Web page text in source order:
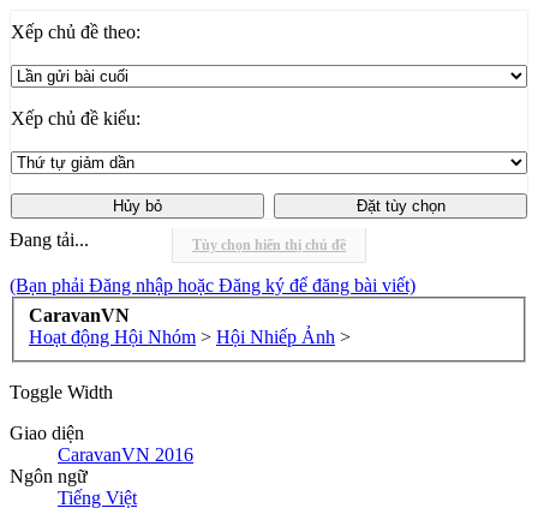
Tùy chọn hiển thị chủ đề
Xếp chủ đề theo:
Xếp chủ đề kiểu:
Đang tải...
(Bạn phải Đăng nhập hoặc Đăng ký để đăng bài viết)
CaravanVN
Hoạt động Hội Nhóm > Hội Nhiếp Ảnh >
Toggle Width
Giao diện
CaravanVN 2016
Ngôn ngữ
Tiếng Việt